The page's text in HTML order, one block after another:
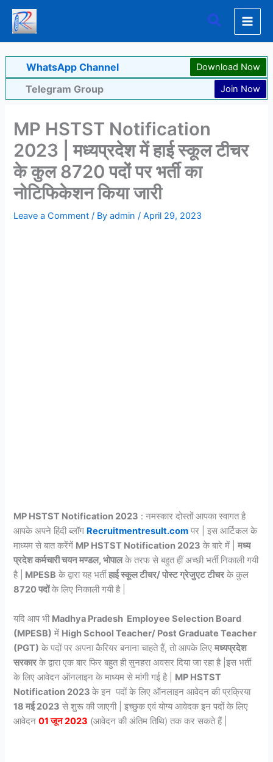
Skip
content
Search
WhatsApp Channel Download Now
Telegram Group Join Now
MP HSTST Notification
2023 | मध्यप्रदेश में हाई स्कूल टीचर
के कुल 8720 पदों पर भर्ती का
नोटिफिकेशन किया जारी
Leave a Comment / Byadmin/April 29, 2023
MP HSTST Notification 2023 : नमस्कार दोस्तों आपका स्वागत है
आपके अपने हिंदी ब्लॉग Recruitmentresult.com पर | इस आर्टिकल के
माध्यम से बात करेंगें MP HSTST Notification 2023 के बारे में |मध्य
प्रदेश कर्मचारी चयन मण्डल, भोपालके तरफ से बहुत हीं अच्छी भर्ती निकाली गयी
है |
MPESB के द्वारा यह भर्तीहाई स्कूल टीचर/ पोस्ट ग्रेजुएट टीचरके कुल
8720 पदोंके लिए निकाली गयी है |
यदि आप भी Madhya Pradesh Employee Selection Board
(MPESB) में High School Teacher/ Post Graduate Teacher
(PGT) के पदों पर अपना कैरियर बनाना चाहते हैं, तो आपके लिएमध्यप्रदेश
सरकारके द्वारा एक बार फिर बहुत ही सुनहरा अवसर दिया जा रहा है |इस भर्ती
के लिए आवेदन ऑनलाइन के माध्यम से मांगी गई है | MP HSTST
Notification 2023 के इन पदों के लिए ऑनलाइन आवेदन की प्रक्रिया
18 मई 2023 से शुरू की जाएगी | इच्छुक एवं योग्य आवेदक इन पदों के लिए
आवेदन 01 जून 2023 (आवेदन की अंतिम तिथि) तक कर सकते हैं |